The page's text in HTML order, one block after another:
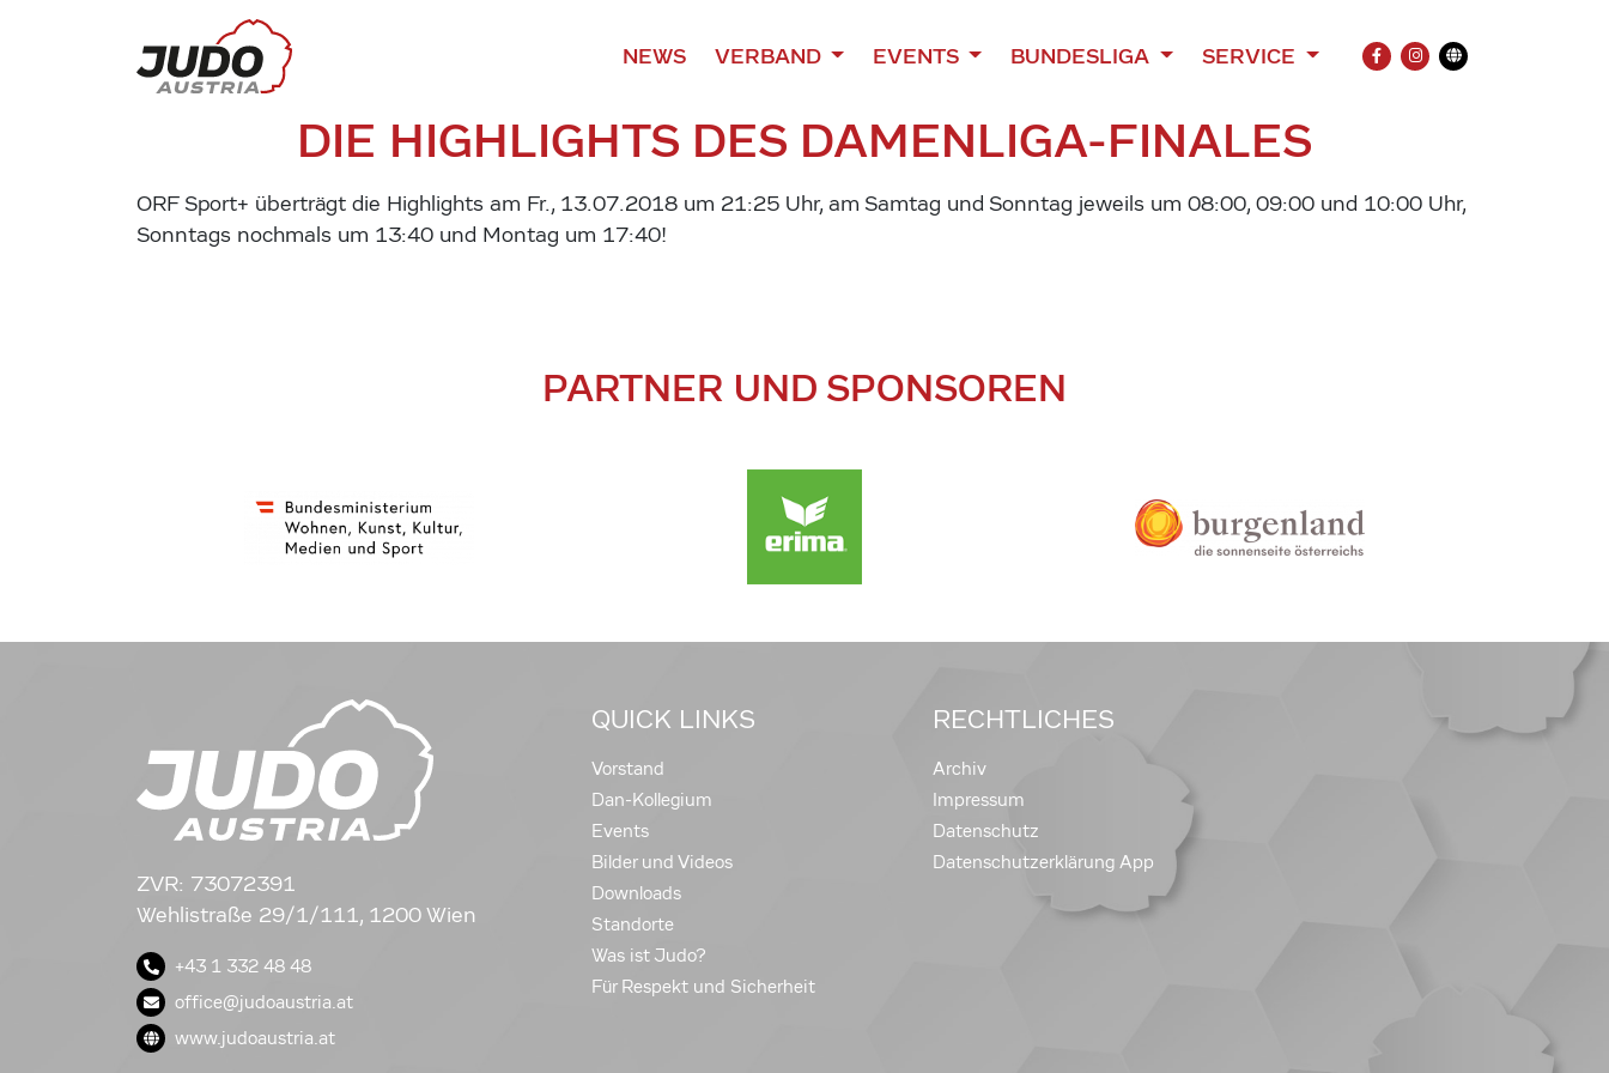
NEWS VERBAND EVENTS BUNDESLIGA SERVICE
FACEBOOK
INSTAGRAM
Übersetzung
DIE HIGHLIGHTS DES DAMENLIGA-FINALES
ORF Sport+ überträgt die Highlights am Fr., 13.07.2018 um 21:25 Uhr, am Samtag und Sonntag jeweils um 08:00, 09:00 und 10:00 Uhr,
Sonntags nochmals um 13:40 und Montag um 17:40!
PARTNER UND SPONSOREN
ZVR: 73072391
Wehlistraße 29/1/111, 1200 Wien
+43 1 332 48 48
office@judoaustria.at
www.judoaustria.at
QUICK LINKS
Vorstand
Dan-Kollegium
Events
Bilder und Videos
Downloads
Standorte
Was ist Judo?
Für Respekt und Sicherheit
RECHTLICHES
Archiv
Impressum
Datenschutz
Datenschutzerklärung App